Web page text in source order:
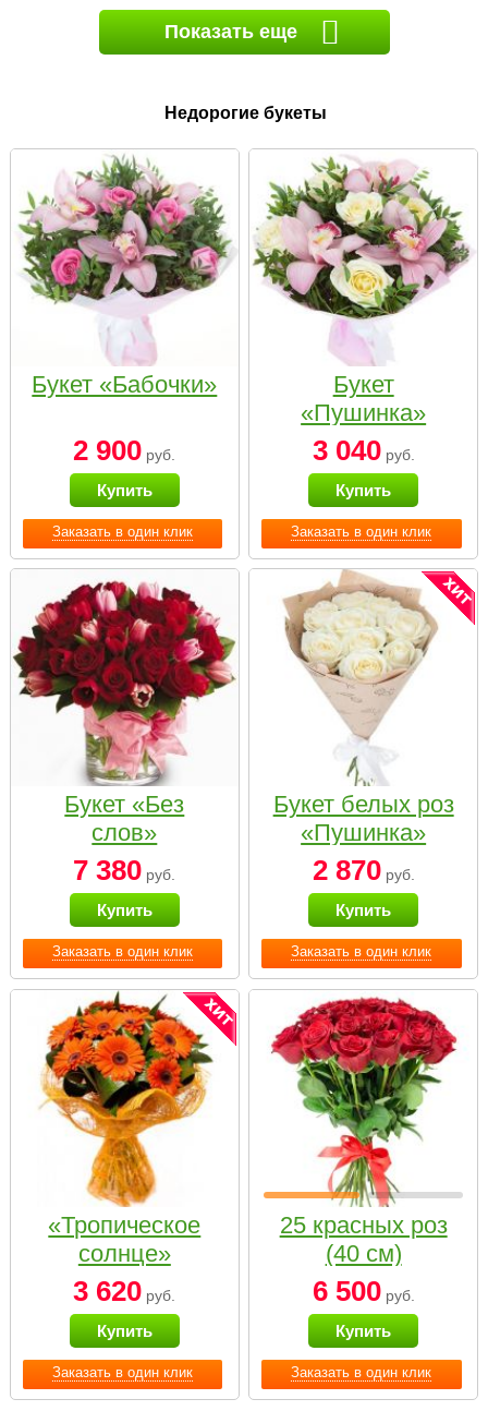
Показать еще
Недорогие букеты
Заказать в один клик
Букет «Бабочки»
2 900 руб.
Купить
Заказать в один клик
Букет
«Пушинка»
3 040руб.
Купить
Заказать в один клик
Букет «Без
слов»
7 380 руб.
Купить
Заказать в один клик
Букет белых роз
«Пушинка»
2 870руб.
Купить
Заказать в один клик
«Тропическое
солнце»
3 620 руб.
Купить
Заказать в один клик
25 красных роз
(40 см)
6 500руб.
Купить